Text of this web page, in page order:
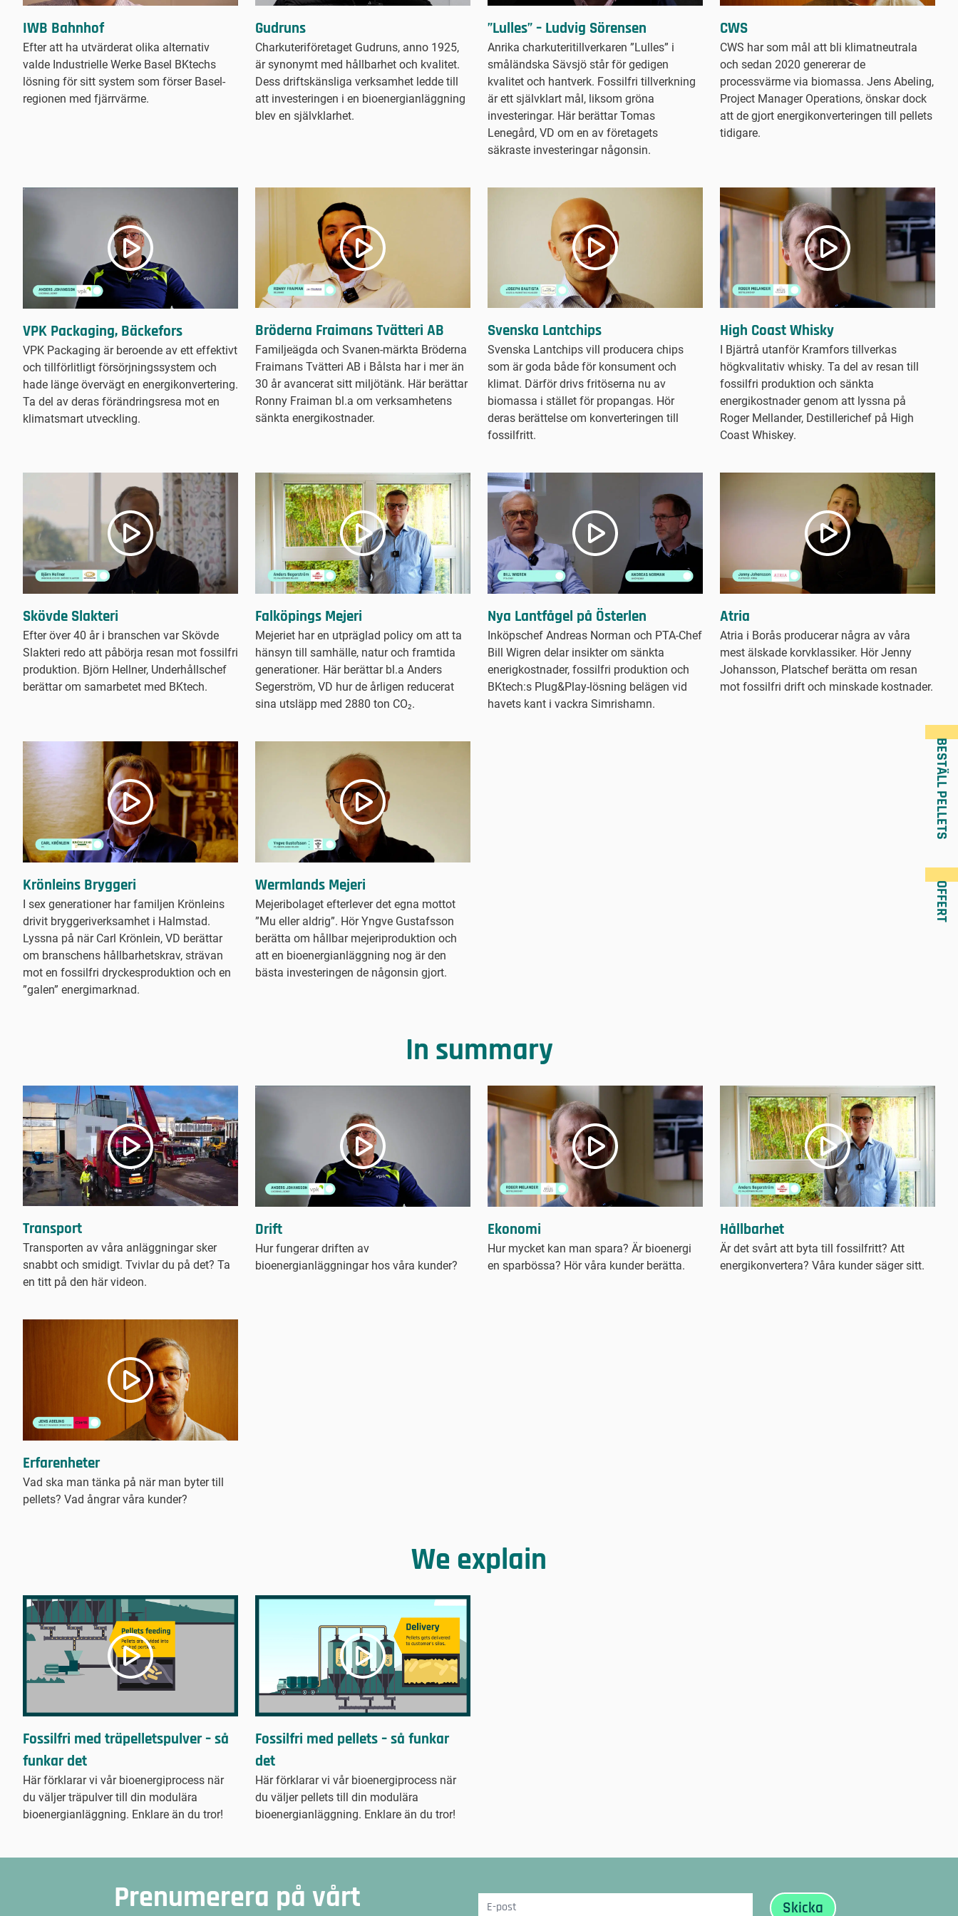
BESTÄLL PELLETS
OFFERT
IWB Bahnhof
Efter att ha utvärderat olika alternativ
valde Industrielle Werke Basel BKtechs
lösning för sitt system som förser Basel-
regionen med fjärrvärme.
Gudruns
Charkuteriföretaget Gudruns, anno 1925,
är synonymt med hållbarhet och kvalitet.
Dess driftskänsliga verksamhet ledde till
att investeringen i en bioenergianläggning
blev en självklarhet.
”Lulles” – Ludvig Sörensen
Anrika charkuteritillverkaren ”Lulles” i
småländska Sävsjö står för gedigen
kvalitet och hantverk. Fossilfri tillverkning
är ett självklart mål, liksom gröna
investeringar. Här berättar Tomas
Lenegård, VD om en av företagets
säkraste investeringar någonsin.
CWS
CWS har som mål att bli klimatneutrala
och sedan 2020 genererar de
processvärme via biomassa. Jens Abeling,
Project Manager Operations, önskar dock
att de gjort energikonverteringen till pellets
tidigare.
VPK Packaging, Bäckefors
VPK Packaging är beroende av ett effektivt
och tillförlitligt försörjningssystem och
hade länge övervägt en energikonvertering.
Ta del av deras förändringsresa mot en
klimatsmart utveckling.
Bröderna Fraimans Tvätteri AB
Familjeägda och Svanen-märkta Bröderna
Fraimans Tvätteri AB i Bålsta har i mer än
30 år avancerat sitt miljötänk. Här berättar
Ronny Fraiman bl.a om verksamhetens
sänkta energikostnader.
Svenska Lantchips
Svenska Lantchips vill producera chips
som är goda både för konsument och
klimat. Därför drivs fritöserna nu av
biomassa i stället för propangas. Hör
deras berättelse om konverteringen till
fossilfritt.
High Coast Whisky
I Bjärtrå utanför Kramfors tillverkas
högkvalitativ whisky. Ta del av resan till
fossilfri produktion och sänkta
energikostnader genom att lyssna på
Roger Mellander, Destillerichef på High
Coast Whiskey.
Skövde Slakteri
Efter över 40 år i branschen var Skövde
Slakteri redo att påbörja resan mot fossilfri
produktion. Björn Hellner, Underhållschef
berättar om samarbetet med BKtech.
Falköpings Mejeri
Mejeriet har en utpräglad policy om att ta
hänsyn till samhälle, natur och framtida
generationer. Här berättar bl.a Anders
Segerström, VD hur de årligen reducerat
sina utsläpp med 2880 ton CO₂.
Nya Lantfågel på Österlen
Inköpschef Andreas Norman och PTA-Chef
Bill Wigren delar insikter om sänkta
enerigkostnader, fossilfri produktion och
BKtech:s Plug&Play-lösning belägen vid
havets kant i vackra Simrishamn.
Atria
Atria i Borås producerar några av våra
mest älskade korvklassiker. Hör Jenny
Johansson, Platschef berätta om resan
mot fossilfri drift och minskade kostnader.
Krönleins Bryggeri
I sex generationer har familjen Krönleins
drivit bryggeriverksamhet i Halmstad.
Lyssna på när Carl Krönlein, VD berättar
om branschens hållbarhetskrav, strävan
mot en fossilfri dryckesproduktion och en
”galen” energimarknad.
Wermlands Mejeri
Mejeribolaget efterlever det egna mottot
”Mu eller aldrig”. Hör Yngve Gustafsson
berätta om hållbar mejeriproduktion och
att en bioenergianläggning nog är den
bästa investeringen de någonsin gjort.
In summary
Transport
Transporten av våra anläggningar sker
snabbt och smidigt. Tvivlar du på det? Ta
en titt på den här videon.
Drift
Hur fungerar driften av
bioenergianläggningar hos våra kunder?
Ekonomi
Hur mycket kan man spara? Är bioenergi
en sparbössa? Hör våra kunder berätta.
Hållbarhet
Är det svårt att byta till fossilfritt? Att
energikonvertera? Våra kunder säger sitt.
Erfarenheter
Vad ska man tänka på när man byter till
pellets? Vad ångrar våra kunder?
We explain
Fossilfri med träpelletspulver – så
funkar det
Här förklarar vi vår bioenergiprocess när
du väljer träpulver till din modulära
bioenergianläggning. Enklare än du tror!
Fossilfri med pellets – så funkar
det
Här förklarar vi vår bioenergiprocess när
du väljer pellets till din modulära
bioenergianläggning. Enklare än du tror!
Prenumerera på vårt